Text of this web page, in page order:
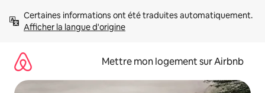
directement
Afficher la langue d'origine
Mettre mon logement sur Airbnb